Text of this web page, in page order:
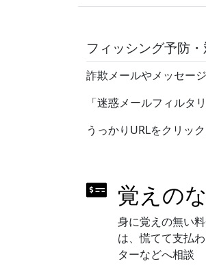
フィッシング予防
詐欺メールやメッセー
「迷惑メールフィルタ
うっかりURLをクリッ
覚えの
身に覚えの無い
は、慌てて支払
ターなどへ相談